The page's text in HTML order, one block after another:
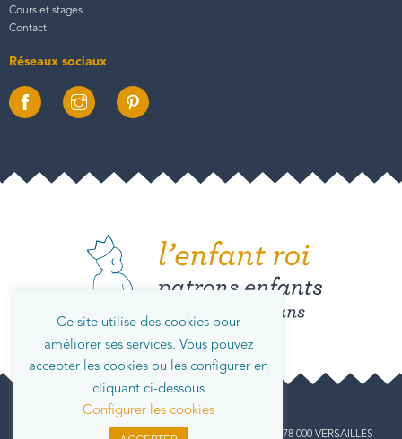
Cours et stages
Contact
Réseaux sociaux
info@lenfantroi.fr L' Enfant Roi, 14 rue Carnot, 78 000 VERSAILLES
Ce site utilise des cookies pour
améliorer ses services. Vous pouvez
accepter les cookies ou les configurer en
cliquant ci-dessous
Configurer les cookies